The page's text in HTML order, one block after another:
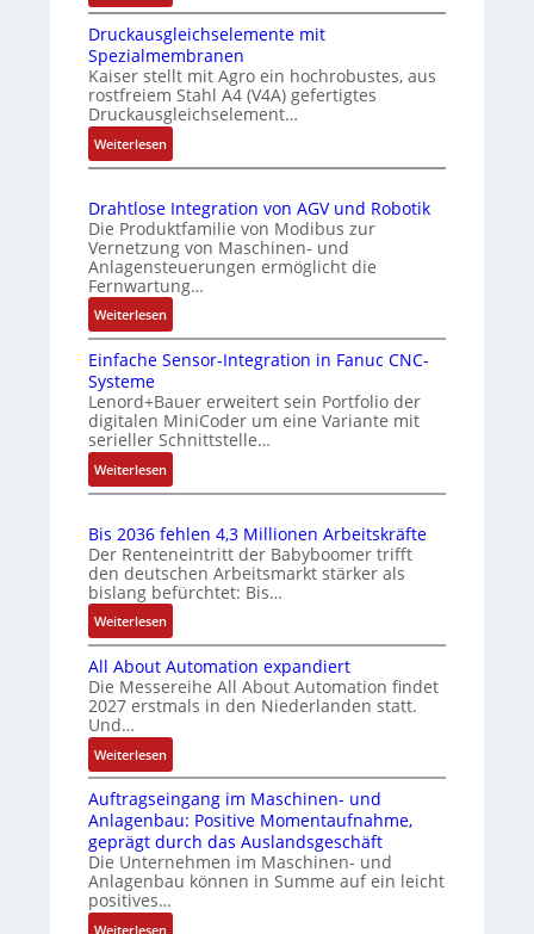
a
c
h
u
e
s
s
u
n
d
Z
u
a
d
s
r
w
a
c
n
g
t
e
r
t
y
s
r
g
t
r
m
e
h
r
e
s
t
u
g
I
E
C
6
2
4
4
3
Z
e
r
t
f
i
i
e
r
n
b
e
s
t
ä
t
i
g
t
R
e
i
f
e
g
r
d
Druckausgleichselemente mit
Spezialmembranen
Kaiser stellt mit Agro ein hochrobustes, aus
rostfreiem Stahl A4 (V4A) gefertigtes
Druckausgleichselement…
Weiterlesen:
D
c
k
a
u
s
l
i
c
h
s
l
e
m
e
n
t
e
m
i
S
p
e
z
i
a
l
m
Drahtlose Integration von AGV und Robotik
Die Produktfamilie von Modibus zur
Vernetzung von Maschinen- und
Anlagensteuerungen ermöglicht die
Fernwartung…
Weiterlesen:
D
r
h
t
l
o
s
I
n
t
e
g
a
t
o
n
v
n
A
G
V
Einfache Sensor-Integration in Fanuc CNC-
Systeme
Lenord+Bauer erweitert sein Portfolio der
digitalen MiniCoder um eine Variante mit
serieller Schnittstelle…
Weiterlesen:
E
n
f
a
c
h
e
S
e
n
s
o
-
I
n
t
Bis 2036 fehlen 4,3 Millionen Arbeitskräfte
Der Renteneintritt der Babyboomer trifft
den deutschen Arbeitsmarkt stärker als
bislang befürchtet: Bis…
Weiterlesen:
B
i
s
2
0
3
6
f
e
h
l
e
n
All About Automation expandiert
Die Messereihe All About Automation findet
2027 erstmals in den Niederlanden statt.
Und…
Weiterlesen:
A
l
l
A
b
o
u
Auftragseingang im Maschinen- und
Anlagenbau: Positive Momentaufnahme,
geprägt durch das Auslandsgeschäft
Die Unternehmen im Maschinen- und
Anlagenbau können in Summe auf ein leicht
positives…
Weiterlesen: